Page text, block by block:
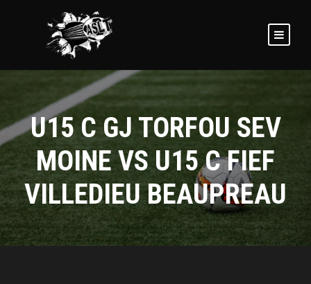
U15 C GJ TORFOU SEV
MOINE VS U15 C FIEF
VILLEDIEU BEAUPREAU